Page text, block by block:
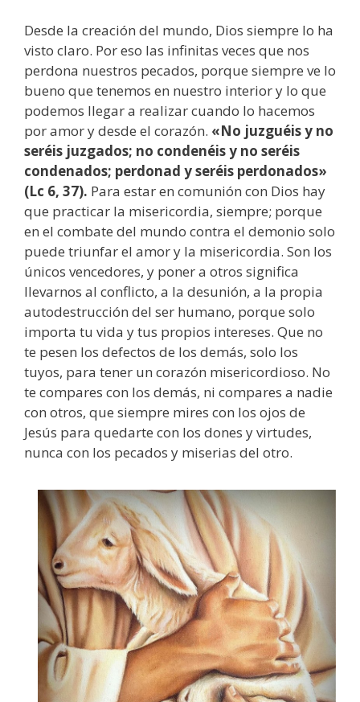
Desde la creación del mundo, Dios siempre lo ha
visto claro. Por eso las infinitas veces que nos
perdona nuestros pecados, porque siempre ve lo
bueno que tenemos en nuestro interior y lo que
podemos llegar a realizar cuando lo hacemos
por amor y desde el corazón. «No juzguéis y no
seréis juzgados; no condenéis y no seréis
condenados; perdonad y seréis perdonados»
(Lc 6, 37). Para estar en comunión con Dios hay
que practicar la misericordia, siempre; porque
en el combate del mundo contra el demonio solo
puede triunfar el amor y la misericordia. Son los
únicos vencedores, y poner a otros significa
llevarnos al conflicto, a la desunión, a la propia
autodestrucción del ser humano, porque solo
importa tu vida y tus propios intereses. Que no
te pesen los defectos de los demás, solo los
tuyos, para tener un corazón misericordioso. No
te compares con los demás, ni compares a nadie
con otros, que siempre mires con los ojos de
Jesús para quedarte con los dones y virtudes,
nunca con los pecados y miserias del otro.